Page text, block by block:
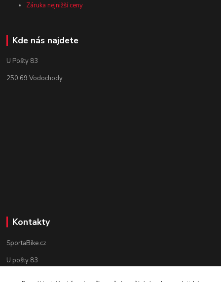
Záruka nejnižší ceny
Kde nás najdete
U Pošty 83
250 69 Vodochody
Kontakty
SportaBike.cz
U pošty 83